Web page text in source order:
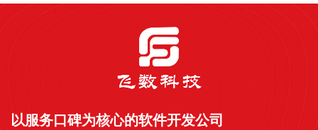
以服务口碑为核心的软件开发公司